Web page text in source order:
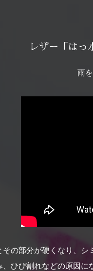
レザー「は
雨
の部分が硬くなり、
ひび割れなどの原因に